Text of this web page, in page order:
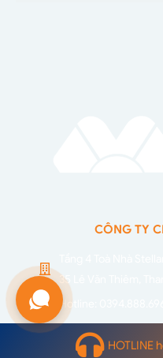
CÔNG TY
35 Lê Văn Thiêm,
Hotline: 0394.888.696
Website: